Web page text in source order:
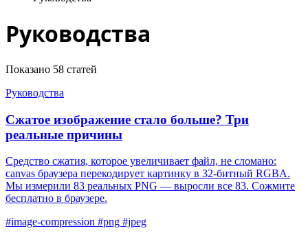
Руководства
Показано 58 статей
Руководства
Сжатое изображение стало больше? Три
реальные причины
Средство сжатия, которое увеличивает файл, не сломано:
canvas браузера перекодирует картинку в 32-битный RGBA.
Мы измерили 83 реальных PNG — выросли все 83. Сожмите
бесплатно в браузере.
#image-compression #png #jpeg